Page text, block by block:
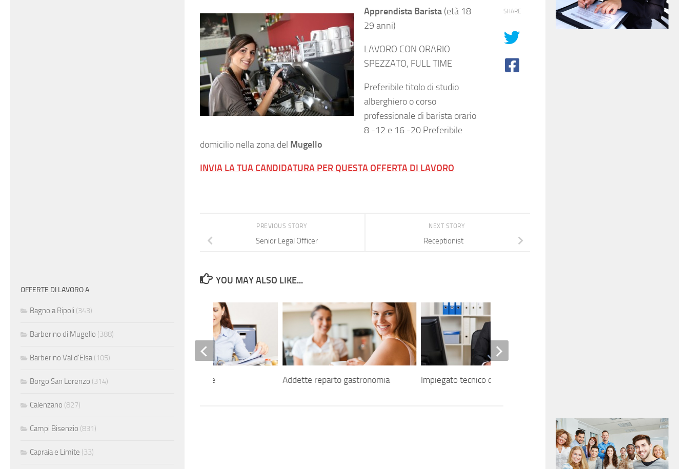
Apprendista Barista (età 18
29 anni)
LAVORO CON ORARIO
SPEZZATO, FULL TIME
Preferibile titolo di studio
alberghiero o corso
professionale di barista orario
8 -12 e 16 -20 Preferibile
domicilio nella zona del Mugello
INVIA LA TUA CANDIDATURA PER QUESTA OFFERTA DI LAVORO
SHARE
NEXT STORY
Receptionist
PREVIOUS STORY
Senior Legal Officer
YOU MAY ALSO LIKE...
Addette reparto gastronomia Impiegato tecnico commerciale
Impiegata contabile
OFFERTE DI LAVORO A
Bagno a Ripoli (343)
Barberino di Mugello (388)
Barberino Val d'Elsa(105)
Borgo San Lorenzo (314)
Calenzano (827)
Campi Bisenzio (831)
Capraia e Limite (33)